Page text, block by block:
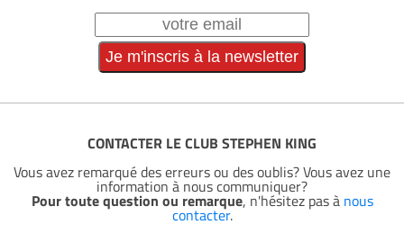
CONTACTER LE CLUB STEPHEN KING
Vous avez remarqué des erreurs ou des oublis? Vous avez une
information à nous communiquer?
Pour toute question ou remarque, n'hésitez pas à nous
contacter.